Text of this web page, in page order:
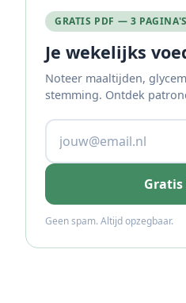
GRATIS PDF — 3 PAGINA'S
Je wekelijks
Noteer maaltijden,
stemming. Ontdek
Gratis
Geen spam. Altijd opzegbaar.